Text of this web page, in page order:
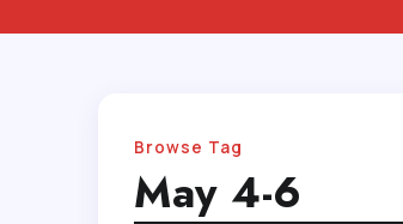
Browse Tag
May 4-6